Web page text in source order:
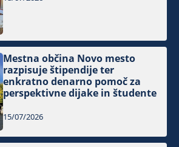
Mestna občina Novo mesto
razpisuje štipendije ter
enkratno denarno pomoč za
perspektivne dijake in študente
15/07/2026